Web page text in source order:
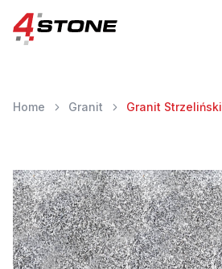
Home Granit Granit Strzeliński